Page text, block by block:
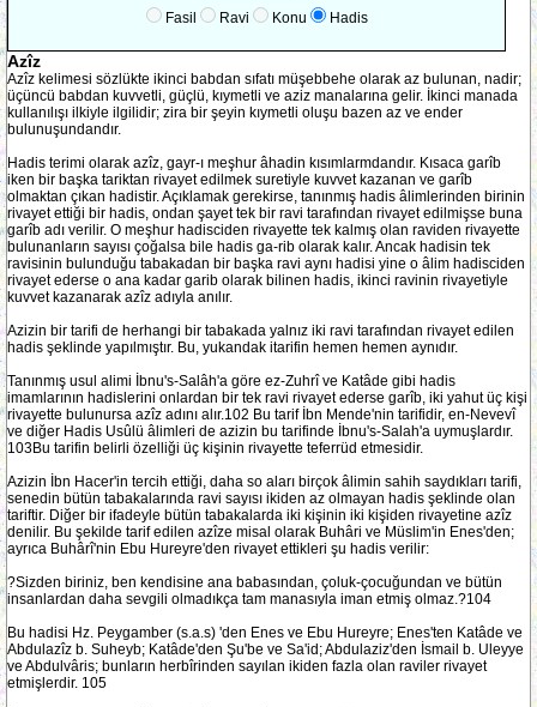
Fasil Ravi Konu Hadis
Azîz
Azîz kelimesi sözlükte ikinci babdan sıfatı müşebbehe olarak az bulunan, nadir;
üçüncü babdan kuvvetli, güçlü, kıymetli ve aziz manalarına gelir. İkinci manada
kullanılışı ilkiyle ilgilidir; zira bir şeyin kıymetli oluşu bazen az ve ender
bulunuşundandır.
Hadis terimi olarak azîz, gayr-ı meşhur âhadin kısımlarmdandır. Kısaca garîb
iken bir başka tariktan rivayet edilmek suretiyle kuvvet kazanan ve garîb
olmaktan çıkan hadistir. Açıklamak gerekirse, tanınmış hadis âlimlerinden birinin
rivayet ettiği bir hadis, ondan şayet tek bir ravi tarafından rivayet edilmişse buna
garîb adı verilir. O meşhur hadisciden rivayette tek kalmış olan raviden rivayette
bulunanların sayısı çoğalsa bile hadis ga-rib olarak kalır. Ancak hadisin tek
ravisinin bulunduğu tabakadan bir başka ravi aynı hadisi yine o âlim hadisciden
rivayet ederse o ana kadar garib olarak bilinen hadis, ikinci ravinin rivayetiyle
kuvvet kazanarak azîz adıyla anılır.
Azizin bir tarifi de herhangi bir tabakada yalnız iki ravi tarafından rivayet edilen
hadis şeklinde yapılmıştır. Bu, yukandak itarifin hemen hemen aynıdır.
Tanınmış usul alimi İbnu's-Salâh'a göre ez-Zuhrî ve Katâde gibi hadis
imamlarının hadislerini onlardan bir tek ravi rivayet ederse garîb, iki yahut üç kişi
rivayette bulunursa azîz adını alır.102 Bu tarif İbn Mende'nin tarifidir, en-Nevevî
ve diğer Hadis Usûlü âlimleri de azizin bu tarifinde İbnu's-Salah'a uymuşlardır.
103Bu tarifin belirli özelliği üç kişinin rivayette teferrüd etmesidir.
Azizin İbn Hacer'in tercih ettiği, daha so aları birçok âlimin sahih saydıkları tarifi,
senedin bütün tabakalarında ravi sayısı ikiden az olmayan hadis şeklinde olan
tariftir. Diğer bir ifadeyle bütün tabakalarda iki kişinin iki kişiden rivayetine azîz
denilir. Bu şekilde tarif edilen azîze misal olarak Buhâri ve Müslim'in Enes'den;
ayrıca Buhârî'nin Ebu Hureyre'den rivayet ettikleri şu hadis verilir:
?Sizden biriniz, ben kendisine ana babasından, çoluk-çocuğundan ve bütün
insanlardan daha sevgili olmadıkça tam manasıyla iman etmiş olmaz.?104
Bu hadisi Hz. Peygamber (s.a.s) 'den Enes ve Ebu Hureyre; Enes'ten Katâde ve
Abdulazîz b. Suheyb; Katâde'den Şu'be ve Sa'id; Abdulaziz'den İsmail b. Uleyye
ve Abdulvâris; bunların herbîrinden sayılan ikiden fazla olan raviler rivayet
etmişlerdir. 105